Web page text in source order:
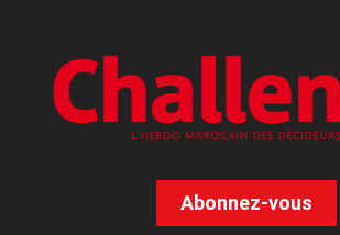
Abonnez-vous